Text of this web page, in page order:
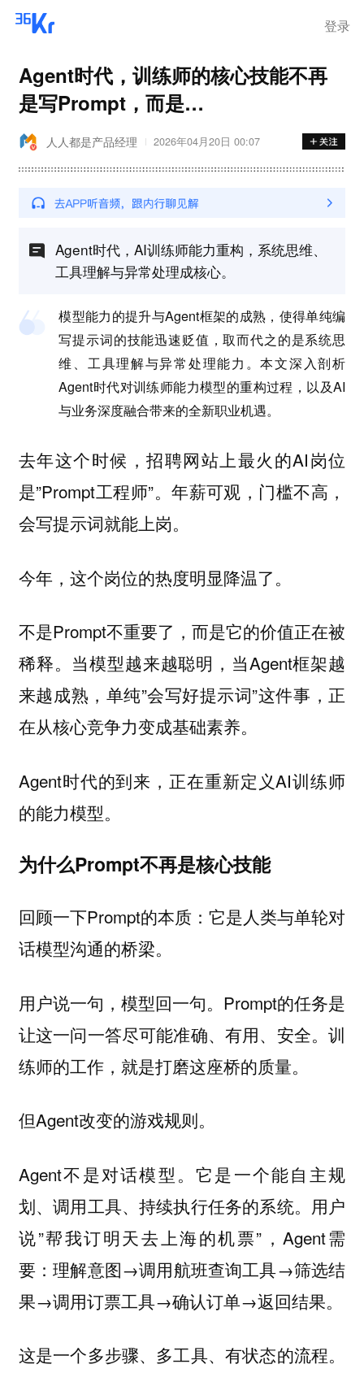
登录
Agent时代，训练师的核心技能不再
是写Prompt，而是…
人人都是产品经理 2026年04月20日 00:07
Agent时代，AI训练师能力重构，系统思维、
工具理解与异常处理成核心。
模型能力的提升与Agent框架的成熟，使得单纯编
写提示词的技能迅速贬值，取而代之的是系统思
维、工具理解与异常处理能力。本文深入剖析
Agent时代对训练师能力模型的重构过程，以及AI
与业务深度融合带来的全新职业机遇。
去年这个时候，招聘网站上最火的AI岗位
是”Prompt工程师”。年薪可观，门槛不高，
会写提示词就能上岗。
今年，这个岗位的热度明显降温了。
不是Prompt不重要了，而是它的价值正在被
稀释。当模型越来越聪明，当Agent框架越
来越成熟，单纯”会写好提示词”这件事，正
在从核心竞争力变成基础素养。
Agent时代的到来，正在重新定义AI训练师
的能力模型。
为什么Prompt不再是核心技能
回顾一下Prompt的本质：它是人类与单轮对
话模型沟通的桥梁。
用户说一句，模型回一句。Prompt的任务是
让这一问一答尽可能准确、有用、安全。训
练师的工作，就是打磨这座桥的质量。
但Agent改变的游戏规则。
Agent不是对话模型。它是一个能自主规
划、调用工具、持续执行任务的系统。用户
说”帮我订明天去上海的机票”，Agent需
要：理解意图→调用航班查询工具→筛选结
果→调用订票工具→确认订单→返回结果。
这是一个多步骤、多工具、有状态的流程。